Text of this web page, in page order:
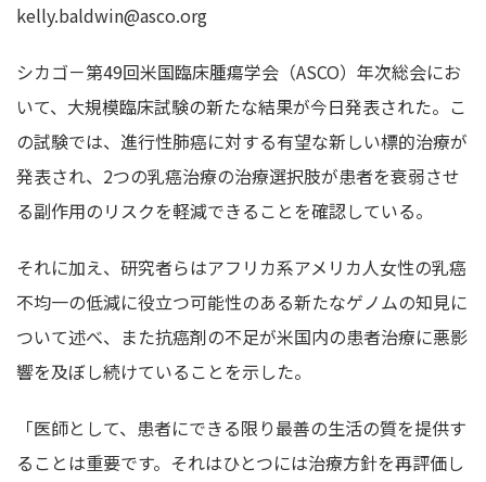
kelly.baldwin@asco.org
シカゴ－第49回米国臨床腫瘍学会（ASCO）年次総会にお
いて、大規模臨床試験の新たな結果が今日発表された。こ
の試験では、進行性肺癌に対する有望な新しい標的治療が
発表され、2つの乳癌治療の治療選択肢が患者を衰弱させ
る副作用のリスクを軽減できることを確認している。
それに加え、研究者らはアフリカ系アメリカ人女性の乳癌
不均一の低減に役立つ可能性のある新たなゲノムの知見に
ついて述べ、また抗癌剤の不足が米国内の患者治療に悪影
響を及ぼし続けていることを示した。
「医師として、患者にできる限り最善の生活の質を提供す
ることは重要です。それはひとつには治療方針を再評価し